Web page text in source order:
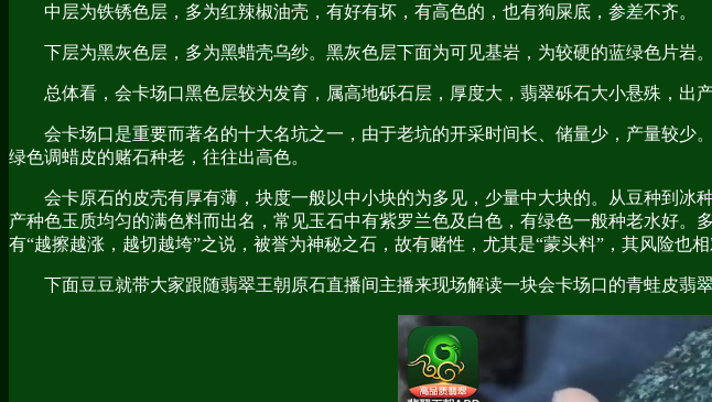
中层为铁锈色层，多为红辣椒油壳，有好有坏，有高色的，也有狗屎底，参差不齐。
下层为黑灰色层，多为黑蜡壳乌纱。黑灰色层下面为可见基岩，为较硬的蓝绿色片岩。
总体看，会卡场口黑色层较为发育，属高地砾石层，厚度大，翡翠砾石大小悬殊，出
会卡场口是重要而著名的十大名坑之一，由于老坑的开采时间长、储量少，产量较
绿色调蜡皮的赌石种老，往往出高色。
会卡原石的皮壳有厚有薄，块度一般以中小块的为多见，少量中大块的。从豆种到
产种色玉质均匀的满色料而出名，常见玉石中有紫罗兰色及白色，有绿色一般种老水好
有“越擦越涨，越切越垮”之说，被誉为神秘之石，故有赌性，尤其是“蒙头料”，其风险也相
下面豆豆就带大家跟随翡翠王朝原石直播间主播来现场解读一块会卡场口的青蛙皮翡